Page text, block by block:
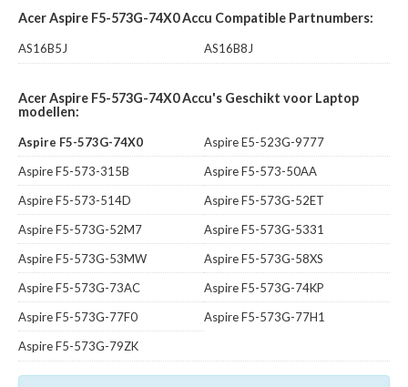
Acer Aspire F5-573G-74X0 Accu Compatible Partnumbers:
AS16B5J AS16B8J
Acer Aspire F5-573G-74X0 Accu's Geschikt voor Laptop
modellen:
Aspire F5-573G-74X0
Aspire E5-523G-9777
Aspire F5-573-315B
Aspire F5-573-50AA
Aspire F5-573-514D
Aspire F5-573G-52ET
Aspire F5-573G-52M7
Aspire F5-573G-5331
Aspire F5-573G-53MW
Aspire F5-573G-58XS
Aspire F5-573G-73AC
Aspire F5-573G-74KP
Aspire F5-573G-77F0
Aspire F5-573G-77H1
Aspire F5-573G-79ZK